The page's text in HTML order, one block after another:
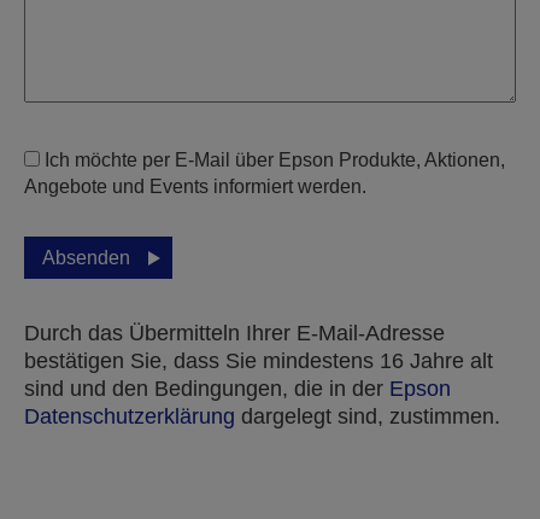
Ich möchte per E-Mail über Epson Produkte, Aktionen,
Angebote und Events informiert werden.
Absenden
Durch das Übermitteln Ihrer E-Mail-Adresse
bestätigen Sie, dass Sie mindestens 16 Jahre alt
sind und den Bedingungen, die in der Epson
Datenschutzerklärung dargelegt sind, zustimmen.